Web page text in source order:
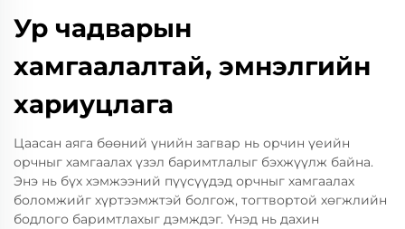
Ур чадварын
хамгаалалтай, эмнэлгийн
хариуцлага
Цаасан аяга бөөний үнийн загвар нь орчин үеийн
орчныг хамгаалах үзэл баримтлалыг бэхжүүлж байна.
Энэ нь бүх хэмжээний пүүсүүдэд орчныг хамгаалах
боломжийг хүртээмжтэй болгож, тогтвортой хөгжлийн
бодлого баримтлахыг дэмждэг. Үнэд нь дахин